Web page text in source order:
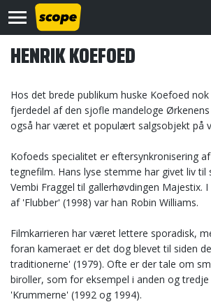
Om
Scope
Kontakt
©
Scope
2020
HENRIK KOEFOED
Hos det brede publikum huske Koefoed
fjerdedel af den sjofle mandeloge
også har været et populært salgsobjekt på
Kofoeds specialitet er eftersynkronisering
tegnefilm. Hans lyse stemme har givet liv
Vembi Fraggel til gallerhøvdingen Majestix.
af 'Flubber' (1998) var han Robin Williams.
Filmkarrieren har været lettere sporadisk,
foran kameraet er det dog blevet til siden
traditionerne' (1979). Ofte er der tale om
biroller, som for eksempel i anden og
'Krummerne' (1992 og 1994).